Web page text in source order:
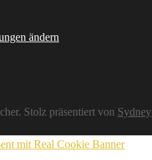
ändern
Stolz präsentiert von Sydney
mit Real Cookie Banner